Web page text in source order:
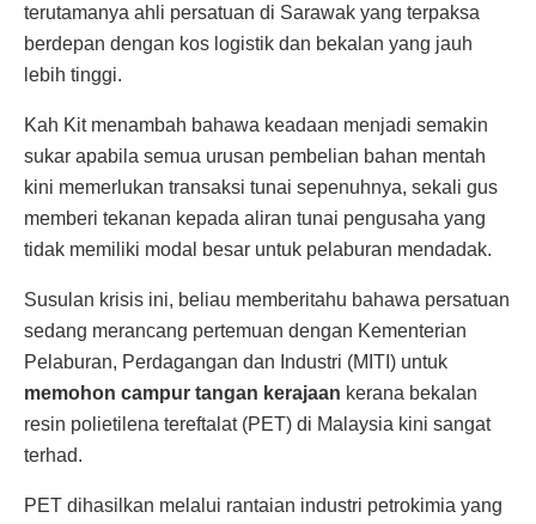
terutamanya ahli persatuan di Sarawak yang terpaksa
berdepan dengan kos logistik dan bekalan yang jauh
lebih tinggi.
Kah Kit menambah bahawa keadaan menjadi semakin
sukar apabila semua urusan pembelian bahan mentah
kini memerlukan transaksi tunai sepenuhnya, sekali gus
memberi tekanan kepada aliran tunai pengusaha yang
tidak memiliki modal besar untuk pelaburan mendadak.
Susulan krisis ini, beliau memberitahu bahawa persatuan
sedang merancang pertemuan dengan Kementerian
Pelaburan, Perdagangan dan Industri (MITI) untuk
memohon campur tangan kerajaan kerana bekalan
resin polietilena tereftalat (PET) di Malaysia kini sangat
terhad.
PET dihasilkan melalui rantaian industri petrokimia yang